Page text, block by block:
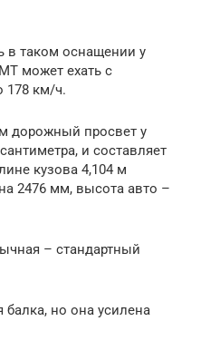
в таком оснащении у
может ехать с
178 км/ч.
дорожный просвет у
и составляет
кузова 4,104 м
2476 мм, высота авто –
– стандартный
балка, но она усилена